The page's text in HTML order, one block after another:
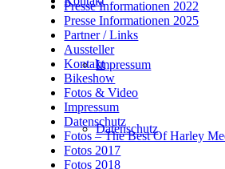
Impressum
Datenschutz
Presse Informationen 2022
Presse Informationen 2025
Partner / Links
Aussteller
Kontakt
Bikeshow
Fotos & Video
Impressum
Datenschutz
Fotos – The Best Of Harley
Fotos 2017
Fotos 2018